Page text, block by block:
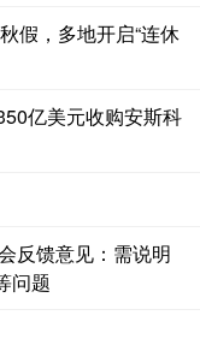
假，多地开启“连休
亿美元收购安斯科
反馈意见：需说明
问题